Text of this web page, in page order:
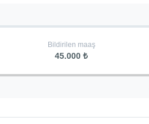
Bildirilen maaş
45.000 ₺